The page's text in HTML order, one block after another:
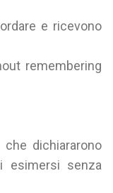
e ricevono
remembering
dichiararono
esimersi senza